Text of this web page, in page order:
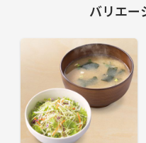
バリエー